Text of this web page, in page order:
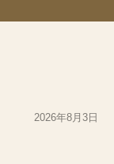
2026年8月3日